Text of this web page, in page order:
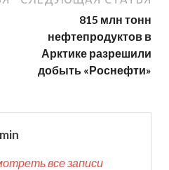
815 млн тонн
нефтепродуктов в
Арктике разрешили
добыть «Роснефти»
все записи